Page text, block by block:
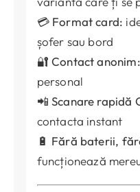
💳 Format card:
șofer sau bord
🔐Contact anonim:
personal
📲Scanare rapidă
contacta instant
🔋 Fără baterii,
funcționează